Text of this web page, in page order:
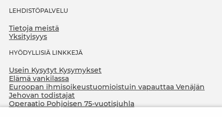
LEHDISTÖPALVELU
Tietoja meistä
Yksityisyys
HYÖDYLLISIÄ LINKKEJÄ
Usein Kysytyt Kysymykset
Elämä vankilassa
Euroopan ihmisoikeustuomioistuin vapauttaa Venäjän
Jehovan todistajat
Operaatio Pohjoisen 75-vuotisjuhla